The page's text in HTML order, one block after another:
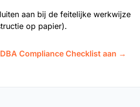
aan bij de feitelijke werkwijze
op papier).
Compliance Checklist aan →